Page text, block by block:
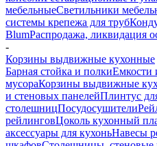
мебельныеСветильники
системы крепежа для труб
BlumРаспродажа, ликвидация
-
Корзины выдвижные кухонные
Барная стойка и полкиЕмкости
мусораКорзины выдвижные
и стеновых панелейПлинтус
столешницПосудосушители
рейлинговЦоколь кухонный
аксессуары для кухоньНавесы